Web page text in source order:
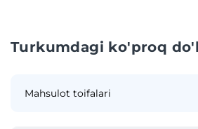
Turkumdagi ko'proq